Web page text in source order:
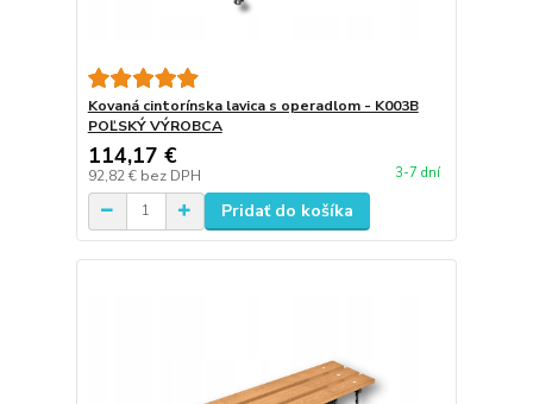
Kovaná cintorínska lavica s operadlom - K003B
POĽSKÝ VÝROBCA
114,17 €
92,82 € bez DPH 3-7 dní
Pridať do košíka